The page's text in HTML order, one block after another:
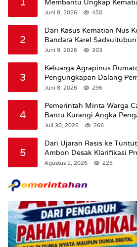
Membantu Ungkap
Juni 8, 2026 450
2
Dari Kasus Kematian Nus
Bandara Karel
Dipertanyakan
Juni 9, 2026 393
3
Keluarga Agrapinus
Pengungkapan Dalang
Kasus ke Komisi III DPR RI
Juni 8, 2026 296
4
Pemerintah Minta Warga
Bantu Kurangi Angka
Juli 30, 2026 266
5
Dari Ujaran Rasis ke
Ambon Desak Klarifikasi
Tunda Pengibaran
Agustus 1, 2026 225